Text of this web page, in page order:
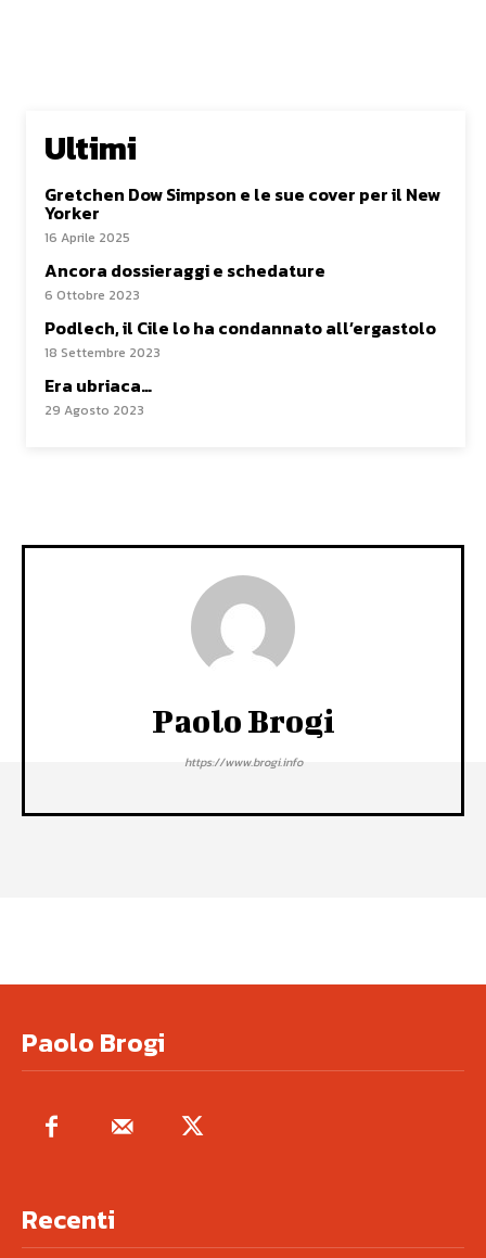
Ultimi
Gretchen Dow Simpson e le sue cover per il New
Yorker
16 Aprile 2025
Ancora dossieraggi e schedature
6 Ottobre 2023
Podlech, il Cile lo ha condannato all’ergastolo
18 Settembre 2023
Era ubriaca…
29 Agosto 2023
Paolo Brogi
https://www.brogi.info
Paolo Brogi
Recenti